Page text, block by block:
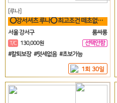
[루나]
⭕강서셔츠 루나⭕ 최고조건 떼초없음! 케어보장! 60분 풀티13✨
서울 강서구
룸싸롱
T/C 130,000원
선택안함
일
#칼퇴보장 #텃세없음 #초보가능
1회 30일